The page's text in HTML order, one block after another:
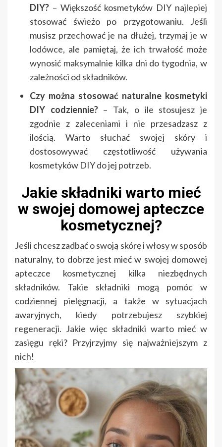
DIY? – Większość kosmetyków DIY najlepiej
stosować świeżo po przygotowaniu. Jeśli
musisz przechować je na dłużej, trzymaj je w
lodówce, ale pamiętaj, że ich trwałość może
wynosić maksymalnie kilka dni do tygodnia, w
zależności od składników.
Czy można stosować naturalne kosmetyki
DIY codziennie?– Tak, o ile stosujesz je
zgodnie z zaleceniami i nie przesadzasz z
ilością. Warto słuchać swojej skóry i
dostosowywać częstotliwość używania
kosmetyków DIY do jej potrzeb.
Jakie składniki warto mieć
w swojej domowej apteczce
kosmetycznej?
Jeśli chcesz zadbać o swoją skórę i włosy w sposób
naturalny, to dobrze jest mieć w swojej domowej
apteczce kosmetycznej kilka niezbędnych
składników. Takie składniki mogą pomóc w
codziennej pielęgnacji, a także w sytuacjach
awaryjnych, kiedy potrzebujesz szybkiej
regeneracji. Jakie więc składniki warto mieć w
zasięgu ręki? Przyjrzyjmy się najważniejszym z
nich!